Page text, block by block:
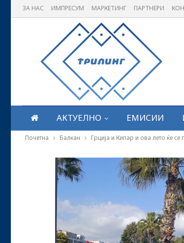
ЗА НАС ИМПРЕСУМ МАРКЕТИНГ ПАРТНЕРИ
АКТУЕЛНО ЕМИСИИ
Почетна Балкан Грција и Кипар и ова лето ќе